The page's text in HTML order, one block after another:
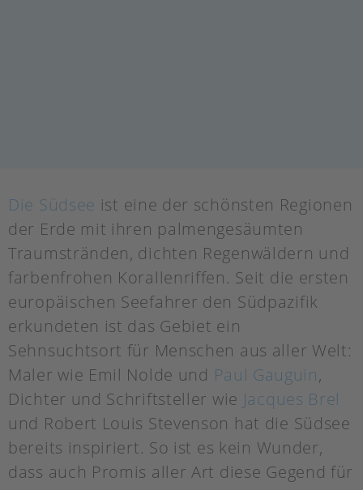
Die Südsee ist eine der schönsten Regionen
der Erde mit ihren palmengesäumten
Traumstränden, dichten Regenwäldern und
farbenfrohen Korallenriffen. Seit die ersten
europäischen Seefahrer den Südpazifik
erkundeten ist das Gebiet ein
Sehnsuchtsort für Menschen aus aller Welt:
Maler wie Emil Nolde und Paul Gauguin,
Dichter und Schriftsteller wie Jacques Brel
und Robert Louis Stevenson hat die Südsee
bereits inspiriert. So ist es kein Wunder,
dass auch Promis aller Art diese Gegend für